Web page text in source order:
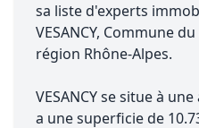
sa liste d'experts
VESANCY, Commune
région Rhône-Alpes.
VESANCY se situe à
a une superficie de